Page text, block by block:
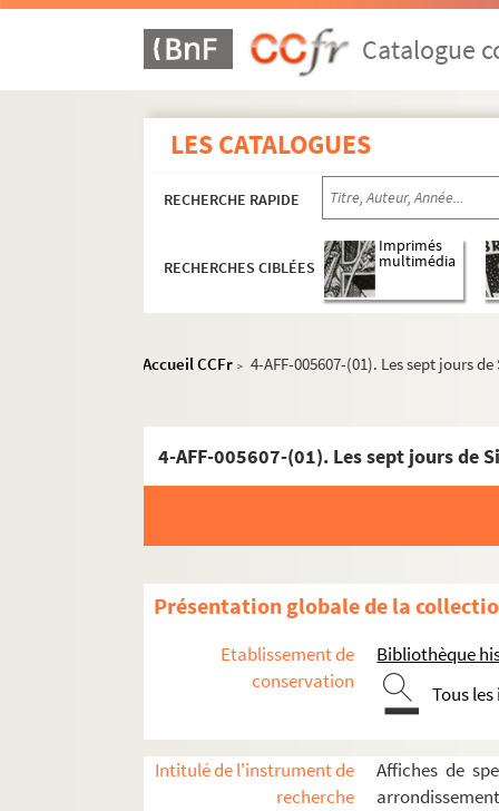
Catalogue
LES CATALOGUES
RECHERCHE RAPIDE
RECHERCHES CIBLÉES
Imprimés
multimédia
Accueil CCFr > 4-AFF-005607-(01). Les sept jours
4-AFF-005607-(01). Les sept jours de
Présentation globale de la
Etablissement de
conservation
Bibliothèque
Tous
Intitulé de l'instrument de
recherche
Affiches de
16e arrondissement
Les Abbesses
Arènes de Montmartre
Art et Action
La Boule noire
Chez Plumeau
La Cigale
Cirque Médrano
Cour du Maroc
Le Divan du monde
Dix-Huit Théâtre
Elysée-Montmartre
Ève
Le Funambule